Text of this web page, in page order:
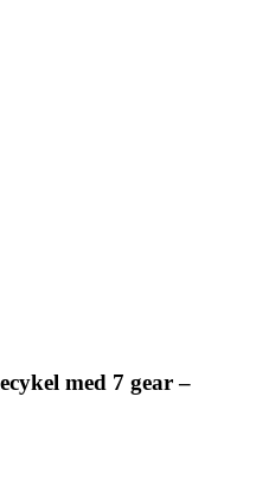
med 7 gear –